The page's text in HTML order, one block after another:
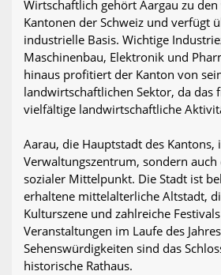
Wirtschaftlich gehört Aargau zu
Kantonen der Schweiz und verfügt
industrielle Basis. Wichtige
Maschinenbau, Elektronik und
hinaus profitiert der Kanton von
landwirtschaftlichen Sektor, da das
vielfältige landwirtschaftliche
Aarau, die Hauptstadt des Kantons,
Verwaltungszentrum, sondern
sozialer Mittelpunkt. Die Stadt ist
erhaltene mittelalterliche Altstadt,
Kulturszene und zahlreiche
Veranstaltungen im Laufe des
Sehenswürdigkeiten sind das
historische Rathaus.